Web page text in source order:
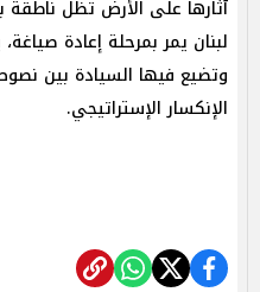
آثارها على الأرض تظل ناطقة
لبنان يمر بمرحلة إعادة
وتضيع فيها السيادة بين
الإنكسار الإستراتيجي.